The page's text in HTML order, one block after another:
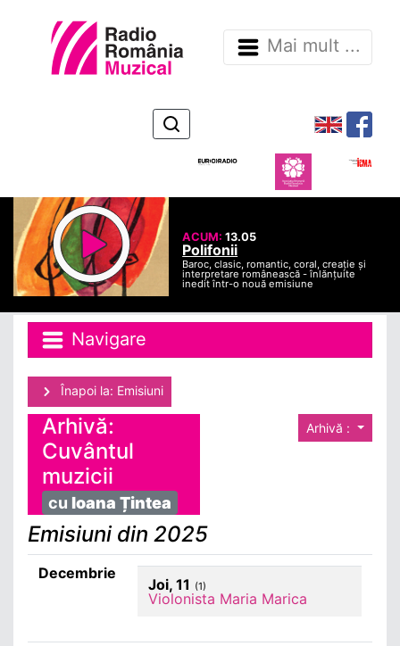
Mai mult ...
ACUM:13.05
Polifonii
Baroc, clasic, romantic, coral, creație și
interpretare românească - înlănțuite
inedit într-o nouă emisiune
Navigare
Înapoi la: Emisiuni
Arhivă :
Arhivă:
Cuvântul
muzicii
cu Ioana Țintea
Emisiuni din 2025
Decembrie
Joi, 11 (1)
Violonista Maria Marica